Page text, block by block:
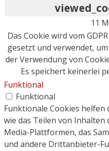
11
Das Cookie wird vom
gesetzt und verwendet,
der Verwendung von
Es speichert keinerlei
Funktional
Funktional
Funktionale Cookies
wie das Teilen von Inhalten
Media-Plattformen, das
und andere Drittanbieter-